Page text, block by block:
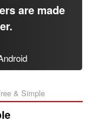
are made
.
& Simple‎